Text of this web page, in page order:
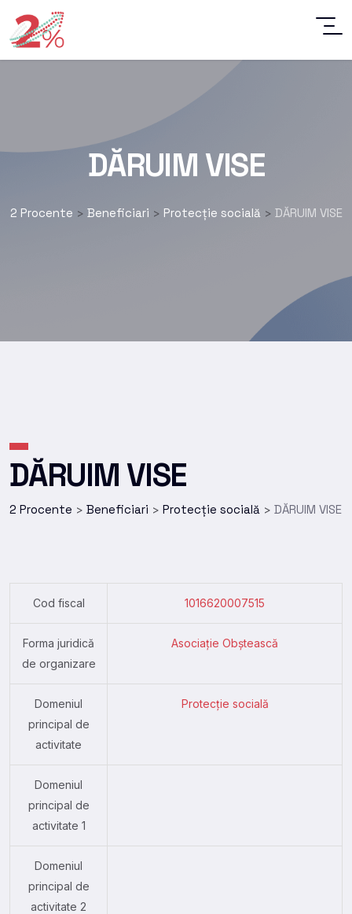
DĂRUIM VISE
2 Procente > Beneficiari > Protecție socială > DĂRUIM VISE
DĂRUIM VISE
2 Procente > Beneficiari > Protecție socială > DĂRUIM VISE
Cod fiscal 1016620007515
Forma juridică
de organizare
Asociație Obștească
Domeniul
principal de
activitate
Protecție socială
Domeniul
principal de
activitate 1
Domeniul
principal de
activitate 2